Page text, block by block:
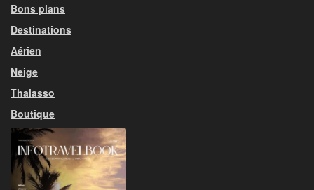
Bons plans
Destinations
Aérien
Neige
Thalasso
Boutique